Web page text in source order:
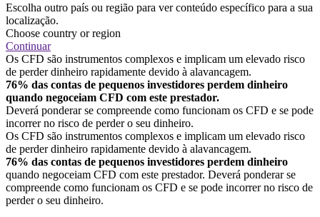
Escolha outro país ou região para ver conteúdo específico para a sua
localização.
Choose country or region
Continuar
Os CFD são instrumentos complexos e implicam um elevado risco
de perder dinheiro rapidamente devido à alavancagem.
76% das contas de pequenos investidores perdem dinheiro
quando negoceiam CFD com este prestador.
Deverá ponderar se compreende como funcionam os CFD e se pode
incorrer no risco de perder o seu dinheiro.
Os CFD são instrumentos complexos e implicam um elevado risco
de perder dinheiro rapidamente devido à alavancagem.
76% das contas de pequenos investidores perdem dinheiro
quando negoceiam CFD com este prestador. Deverá ponderar se
compreende como funcionam os CFD e se pode incorrer no risco de
perder o seu dinheiro.